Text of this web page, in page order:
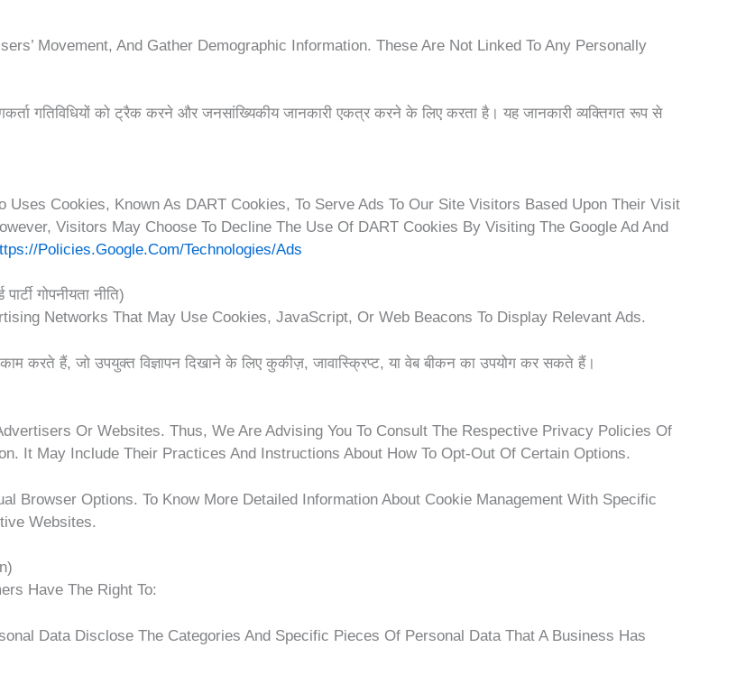
Movement, And Gather Demographic Information. These Are Not Linked To Any Personally
गतिविधियों को ट्रैक करने और जनसांख्यिकीय जानकारी एकत्र करने के लिए करता है। यह जानकारी व्यक्तिगत रूप से
Cookies, Known As DART Cookies, To Serve Ads To Our Site Visitors Based Upon Their Visit
Visitors May Choose To Decline The Use Of DART Cookies By Visiting The Google Ad And
policies.google.com/technologies/ads
गोपनीयता नीति)
Networks That May Use Cookies, JavaScript, Or Web Beacons To Display Relevant Ads.
करते हैं, जो उपयुक्त विज्ञापन दिखाने के लिए कुकीज़, जावास्क्रिप्ट, या वेब बीकन का उपयोग कर सकते हैं।
Or Websites. Thus, We Are Advising You To Consult The Respective Privacy Policies Of
It May Include Their Practices And Instructions About How To Opt-Out Of Certain Options.
Browser Options. To Know More Detailed Information About Cookie Management With Specific
Websites.
Have The Right To:
Data Disclose The Categories And Specific Pieces Of Personal Data That A Business Has